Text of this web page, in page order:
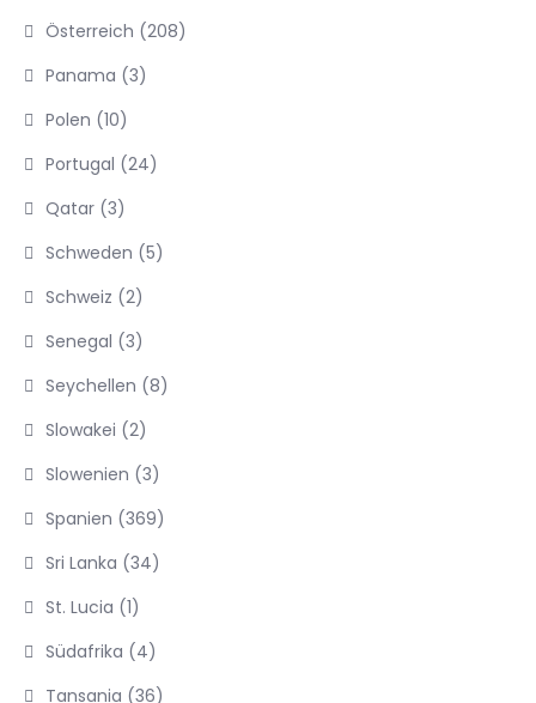
Österreich (208)
Panama (3)
Polen (10)
Portugal (24)
Qatar (3)
Schweden (5)
Schweiz (2)
Senegal (3)
Seychellen (8)
Slowakei (2)
Slowenien (3)
Spanien (369)
Sri Lanka (34)
St. Lucia (1)
Südafrika (4)
Tansania (36)